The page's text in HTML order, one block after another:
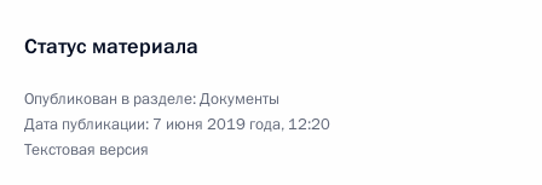
Статус материала
Опубликован в разделе:Документы
Дата публикации: 7 июня 2019 года, 12:20
Текстовая версия